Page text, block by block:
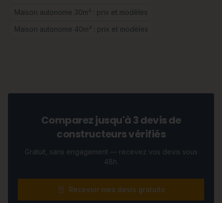
Maison autonome 30m² : prix et modèles
Maison autonome 40m² : prix et modèles
Comparez jusqu'à 3 devis de
constructeurs vérifiés
Gratuit, sans engagement — recevez vos devis sous
48h.
Recevoir mes devis gratuits